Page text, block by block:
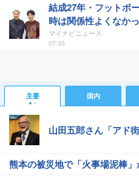
結成27年・フットボ
時は関係性よくなかっ
マイナビニュース
07:30
主要 国内
山田五郎さん「アド
熊本の被災地で「火事場泥棒」